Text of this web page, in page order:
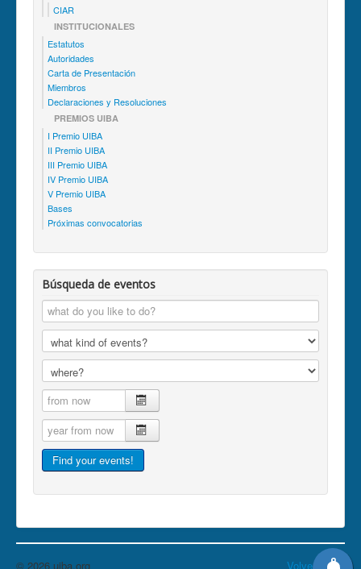
CIAR
INSTITUCIONALES
Estatutos
Autoridades
Carta de Presentación
Miembros
Declaraciones y Resoluciones
PREMIOS UIBA
I Premio UIBA
II Premio UIBA
III Premio UIBA
IV Premio UIBA
V Premio UIBA
Bases
Próximas convocatorias
Búsqueda de eventos
Volver arriba
© 2026 uiba.org